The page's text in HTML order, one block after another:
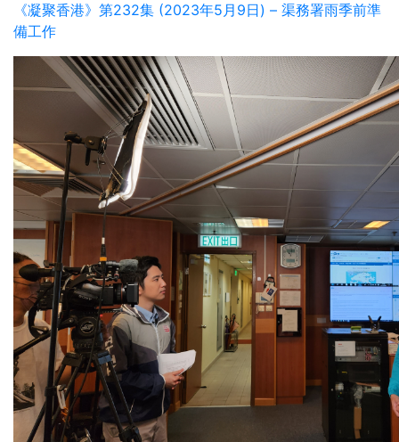
《凝聚香港》第232集 (2023年5月9日) – 渠務署雨季前準
備工作